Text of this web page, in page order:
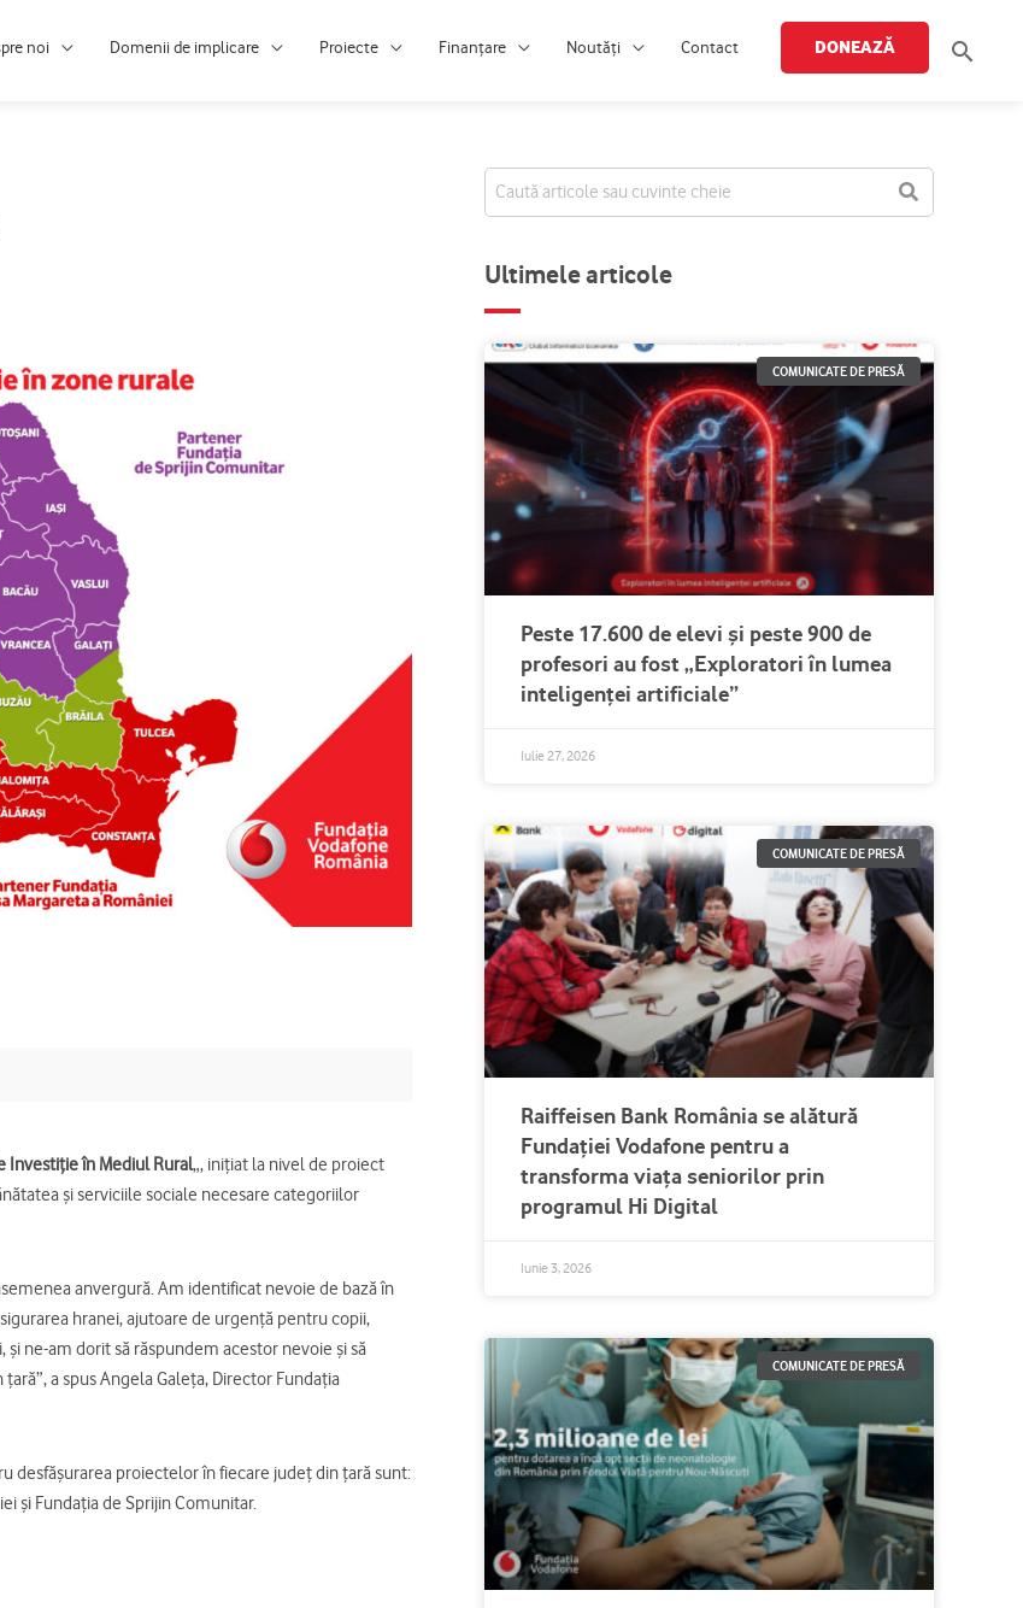
noi Domenii de implicare Proiecte Finanțare Noutăți Contact DONEAZĂ
Investiţie în Mediul Rural„, iniţiat la nivel de proiect
şi serviciile sociale necesare categoriilor
anvergură. Am identificat nevoie de bază în
hranei, ajutoare de urgenţă pentru copii,
ne-am dorit să răspundem acestor nevoie şi să
a spus Angela Galeţa, Director Fundaţia
desfăşurarea proiectelor în fiecare judeţ din ţară sunt:
şi Fundaţia de Sprijin Comunitar.
Ultimele articole
COMUNICATE DE PRESĂ
Peste 17.600 de elevi și peste 900 de
profesori au fost „Exploratori în lumea
inteligenței artificiale”
Iulie 27, 2026
COMUNICATE DE PRESĂ
Raiffeisen Bank România se alătură
Fundației Vodafone pentru a
transforma viața seniorilor prin
programul Hi Digital
Iunie 3, 2026
COMUNICATE DE PRESĂ